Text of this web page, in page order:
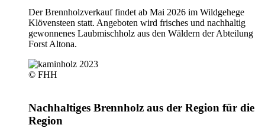
Der Brennholzverkauf findet ab Mai 2026 im Wildgehege
Klövensteen statt. Angeboten wird frisches und nachhaltig
gewonnenes Laubmischholz aus den Wäldern der Abteilung
Forst Altona.
© FHH
Nachhaltiges Brennholz aus der Region für die
Region